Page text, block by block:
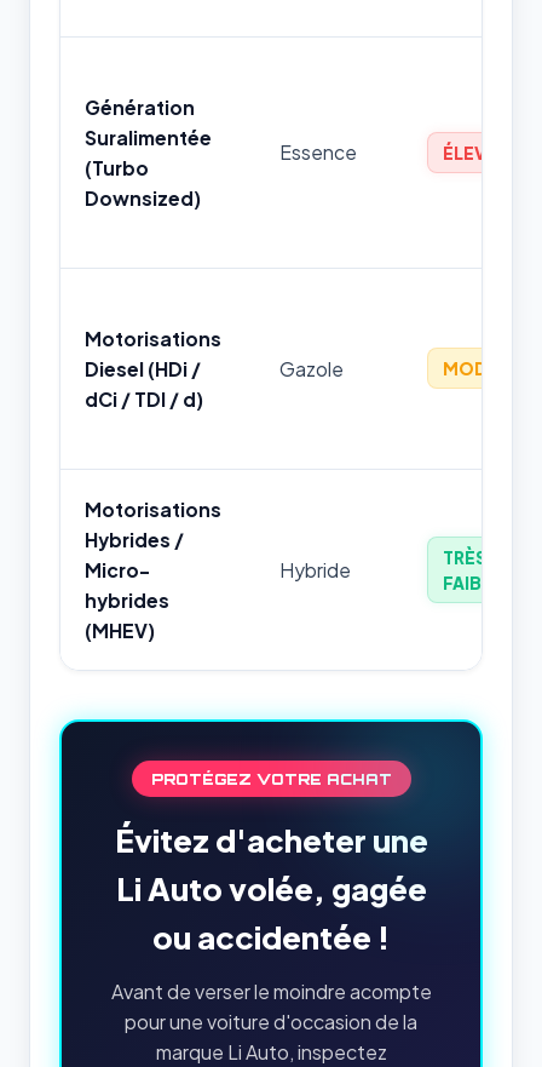
Génération
Suralimentée
(Turbo
Downsized)
Essence ÉLEVÉ
Motorisations
Diesel (HDi /
dCi / TDI / d)
Gazole MODÉRÉ
Motorisations
Hybrides /
Micro-
hybrides
(MHEV)
Hybride
TRÈS
FAIBLE
PROTÉGEZ VOTRE ACHAT
Évitez d'acheter une
Li Auto volée, gagée
ou accidentée !
Avant de verser le moindre acompte
pour une voiture d'occasion de la
marque Li Auto, inspectez